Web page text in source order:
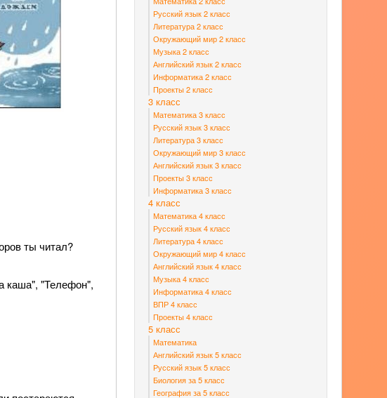
ты читал?
каша", "Телефон",
Русский язык 2 класс
Литература 2 класс
Окружающий мир 2 класс
Музыка 2 класс
Английский язык 2 класс
Информатика 2 класс
Проекты 2 класс
3 класс
Математика 3 класс
Русский язык 3 класс
Литература 3 класс
Окружающий мир 3 класс
Английский язык 3 класс
Проекты 3 класс
Информатика 3 класс
4 класс
Математика 4 класс
Русский язык 4 класс
Литература 4 класс
Окружающий мир 4 класс
Английский язык 4 класс
Музыка 4 класс
Информатика 4 класс
ВПР 4 класс
Проекты 4 класс
5 класс
Математика
Английский язык 5 класс
Русский язык 5 класс
Биология за 5 класс
География за 5 класс